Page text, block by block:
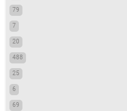
79
7
20
488
25
6
69